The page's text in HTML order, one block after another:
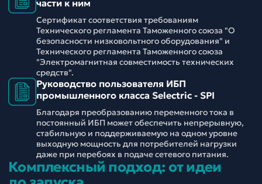
части к ним
Сертификат соответствия требованиям
Технического регламента Таможенного союза "О
безопасности низковольтного оборудования" и
Технического регламента Таможенного союза
"Электромагнитная совместимость технических
средств".
Руководство пользователя ИБП
промышленного класса Selectric - SPI
Благодаря преобразованию переменного тока в
постоянный ИБП может обеспечить непрерывную,
стабильную и поддерживаемую на одном уровне
выходную мощность для потребителей нагрузки
даже при перебоях в подаче сетевого питания.
Комплексный подход: от идеи